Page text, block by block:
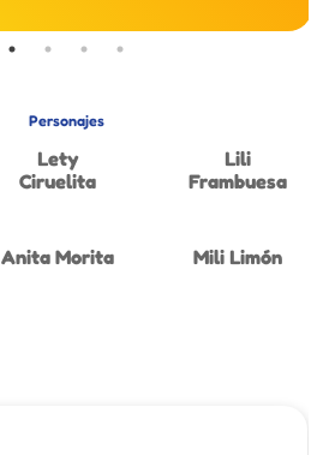
Personajes
Lety
Ciruelita
Lili
Frambuesa
Anita Morita Mili Limón